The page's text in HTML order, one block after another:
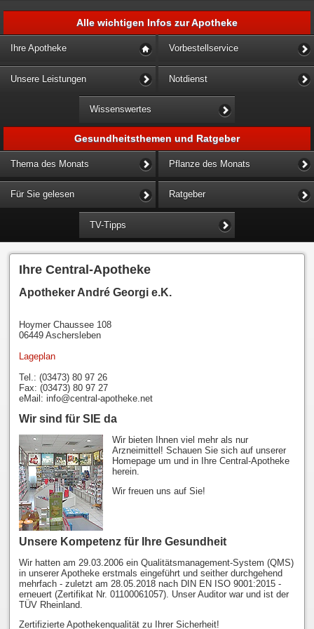
Alle wichtigen Infos zur Apotheke
Ihre Apotheke Vorbestellservice
Unsere Leistungen Notdienst
Wissenswertes
Gesundheitsthemen und Ratgeber
Thema des Monats Pflanze des Monats
Für Sie gelesen Ratgeber
TV-Tipps
Ihre Central-Apotheke
Apotheker André Georgi e.K.
Hoymer Chaussee 108
06449 Aschersleben
Lageplan
Tel.: (03473) 80 97 26
Fax: (03473) 80 97 27
eMail: info@central-apotheke.net
Wir sind für SIE da
Wir bieten Ihnen viel mehr als nur
Arzneimittel! Schauen Sie sich auf unserer
Homepage um und in Ihre Central-Apotheke
herein.
Wir freuen uns auf Sie!
Unsere Kompetenz für Ihre Gesundheit
Wir hatten am 29.03.2006 ein Qualitätsmanagement-System (QMS)
in unserer Apotheke erstmals eingeführt und seither durchgehend
mehrfach - zuletzt am 28.05.2018 nach DIN EN ISO 9001:2015 -
erneuert (Zertifikat Nr. 01100061057). Unser Auditor war und ist der
TÜV Rheinland.
Zertifizierte Apothekenqualität zu Ihrer Sicherheit!